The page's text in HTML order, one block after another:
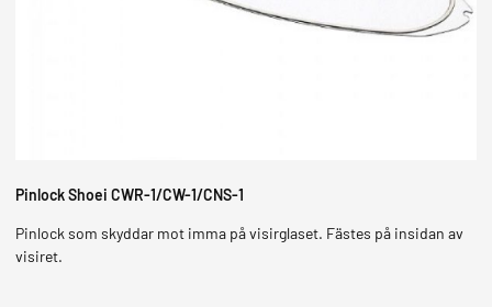
Pinlock Shoei CWR-1/CW-1/CNS-1
Pinlock som skyddar mot imma på visirglaset. Fästes på insidan av
visiret.